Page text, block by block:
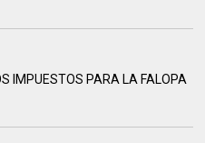
IMPUESTOS PARA LA FALOPA